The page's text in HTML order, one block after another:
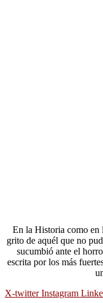
En la Historia como en
grito de aquél que no
sucumbió ante el
escrita por los más
X-twitter Instagram